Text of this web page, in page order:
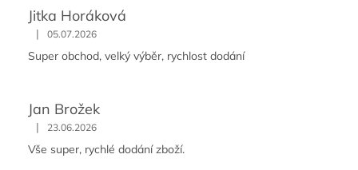
Jitka Horáková
| 05.07.2026
Super obchod, velký výběr, rychlost dodání
Jan Brožek
| 23.06.2026
Vše super, rychlé dodání zboží.